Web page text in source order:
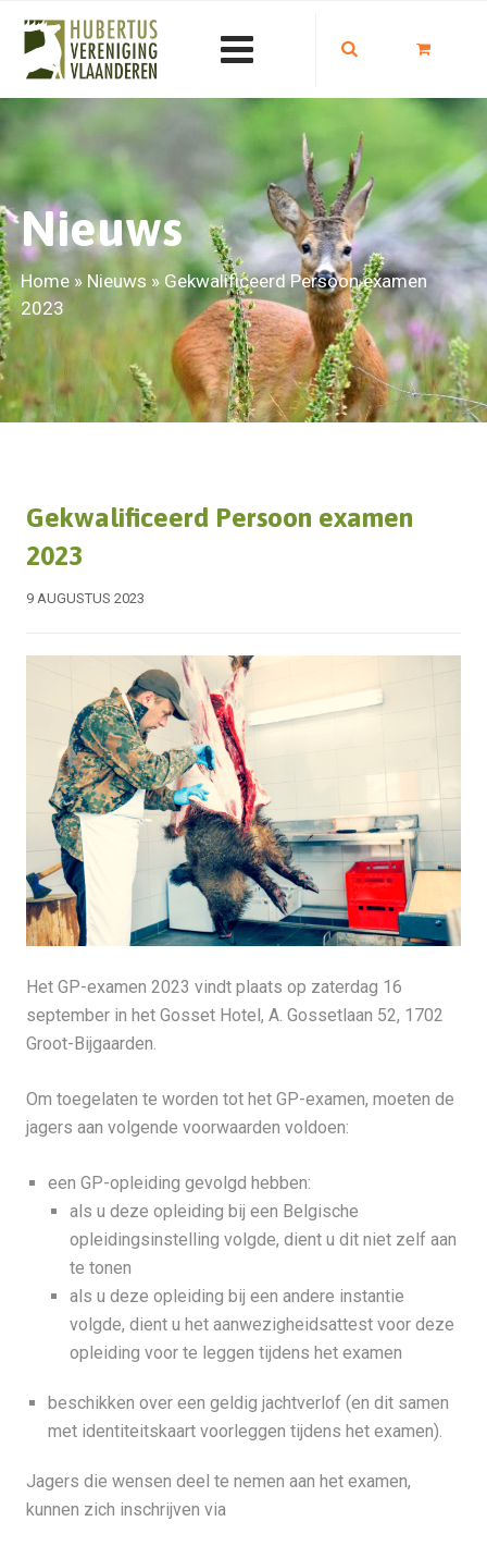
Nieuws
Home» Nieuws » Gekwalificeerd Persoon examen
2023
Gekwalificeerd Persoon examen
2023
9 AUGUSTUS 2023
Het GP-examen 2023 vindt plaats op zaterdag 16
september in het Gosset Hotel, A. Gossetlaan 52, 1702
Groot-Bijgaarden.
Om toegelaten te worden tot het GP-examen, moeten de
jagers aan volgende voorwaarden voldoen:
een GP-opleiding gevolgd hebben:
als u deze opleiding bij een Belgische
opleidingsinstelling volgde, dient u dit niet zelf aan
te tonen
als u deze opleiding bij een andere instantie
volgde, dient u het aanwezigheidsattest voor deze
opleiding voor te leggen tijdens het examen
beschikken over een geldig jachtverlof (en dit samen
met identiteitskaart voorleggen tijdens het examen).
Jagers die wensen deel te nemen aan het examen,
kunnen zich inschrijven via